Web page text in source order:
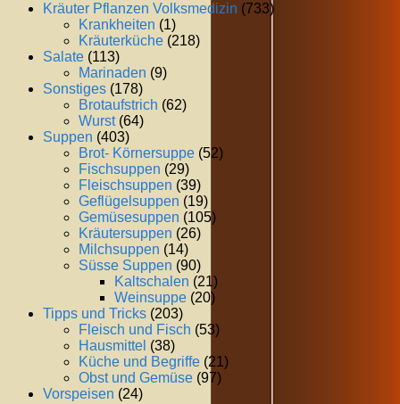
Kräuter Pflanzen Volksmedizin (733)
Krankheiten (1)
Kräuterküche (218)
Salate (113)
Marinaden (9)
Sonstiges (178)
Brotaufstrich (62)
Wurst(64)
Suppen (403)
Brot- Körnersuppe (52)
Fischsuppen (29)
Fleischsuppen (39)
Geflügelsuppen (19)
Gemüsesuppen (105)
Kräutersuppen (26)
Milchsuppen (14)
Süsse Suppen (90)
Kaltschalen (21)
Weinsuppe (20)
Tipps und Tricks (203)
Fleisch und Fisch (53)
Hausmittel (38)
Küche und Begriffe (21)
Obst und Gemüse (97)
Vorspeisen (24)